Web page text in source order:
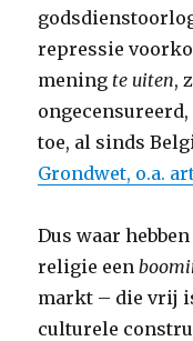
repressie
mening te uiten,
toe, al sinds
Grondwet, o.a.
Dus waar
religie een
markt – die vrij
culturele